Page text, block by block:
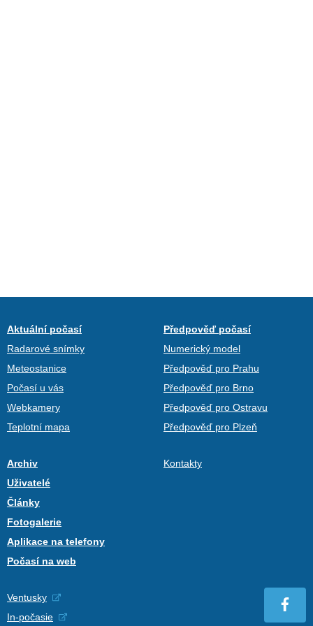
Aktuální počasí
Radarové snímky
Meteostanice
Počasí u vás
Webkamery
Teplotní mapa
Předpověď počasí
Numerický model
Předpověď pro Prahu
Předpověď pro Brno
Předpověď pro Ostravu
Předpověď pro Plzeň
Archiv
Uživatelé
Články
Fotogalerie
Aplikace na telefony
Počasí na web
Kontakty
Ventusky
In-počasie